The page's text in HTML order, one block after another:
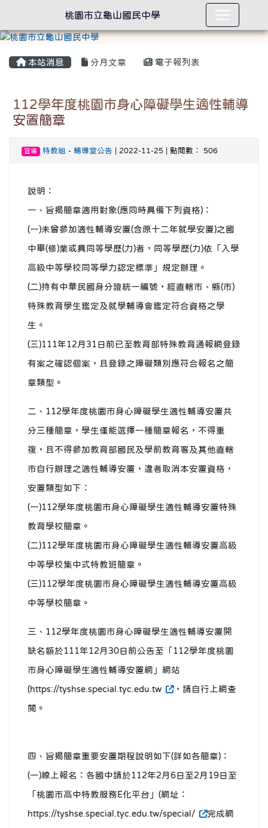
本站消息 分月文章 電子報列表
112學年度桃園市身心障礙學生適性輔導
安置簡章
宣導 特教組 - 輔導室公告 | 2022-11-25 | 點閱數： 506
說明：
一、旨揭簡章適用對象(應同時具備下列資格)：
(一)未曾參加適性輔導安置(含原十二年就學安置)之國
中畢(修)業或具同等學歷(力)者，同等學歷(力)依「入學
高級中等學校同等學力認定標準」規定辦理。
(二)持有中華民國身分證統一編號，經直轄市、縣(市)
特殊教育學生鑑定及就學輔導會鑑定符合資格之學
生。
(三)111年12月31日前已至教育部特殊教育通報網登錄
有案之確認個案，且登錄之障礙類別應符合報名之簡
章類型。
二、112學年度桃園市身心障礙學生適性輔導安置共
分三種簡章，學生僅能選擇一種簡章報名，不得重
複，且不得參加教育部國民及學前教育署及其他直轄
市自行辦理之適性輔導安置，違者取消本安置資格，
安置類型如下：
(一)112學年度桃園市身心障礙學生適性輔導安置特殊
教育學校簡章。
(二)112學年度桃園市身心障礙學生適性輔導安置高級
中等學校集中式特教班簡章。
(三)112學年度桃園市身心障礙學生適性輔導安置高級
中等學校簡章。
三、112學年度桃園市身心障礙學生適性輔導安置開
缺名額於111年12月30日前公告至「112學年度桃園
市身心障礙學生適性輔導安置網」網站
(https://tyshse.special.tyc.edu.tw ，請自行上網查
閱。
四、旨揭簡章重要安置期程說明如下(詳如各簡章)：
(一)線上報名：各國中請於112年2月6日至2月19日至
「桃園市高中特教服務E化平台」(網址：
https://tyshse.special.tyc.edu.tw/special/ 完成網
桃園市立龜山國民中學